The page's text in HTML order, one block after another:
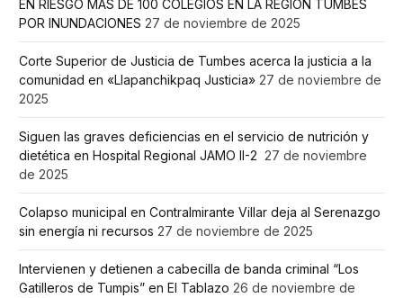
EN RIESGO MÁS DE 100 COLEGIOS EN LA REGIÓN TUMBES
POR INUNDACIONES 27 de noviembre de 2025
Corte Superior de Justicia de Tumbes acerca la justicia a la
comunidad en «Llapanchikpaq Justicia» 27 de noviembre de
2025
Siguen las graves deficiencias en el servicio de nutrición y
dietética en Hospital Regional JAMO II-2 27 de noviembre
de 2025
Colapso municipal en Contralmirante Villar deja al Serenazgo
sin energía ni recursos 27 de noviembre de 2025
Intervienen y detienen a cabecilla de banda criminal “Los
Gatilleros de Tumpis” en El Tablazo 26 de noviembre de